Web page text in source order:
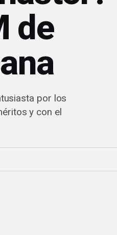
de
por los
y con el